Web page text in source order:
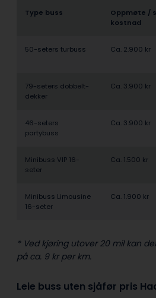
Type buss
Oppmøte
kostnad
50-seters turbuss Ca. 2.900 kr
79-seters dobbelt­
dekker
Ca. 3.900 kr
46-seters
partybuss
Ca. 3.900 kr
Minibuss VIP 16-
seter
Ca. 1.500 kr
Minibuss Limousine
16-seter
Ca. 1.900 kr
* Ved kjøring utover 20 mil kan
på ca. 9 kr per km.
Leie buss uten sjåfør pris